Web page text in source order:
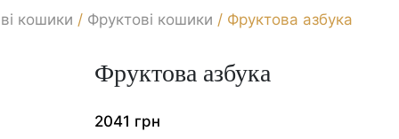
кошики / Фруктові кошики / Фруктова азбука
Фруктова азбука
2041 грн